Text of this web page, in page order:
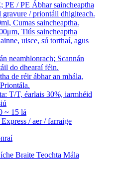
PE / PE Ábhar saincheaptha
/ priontáil dhigiteach.
Cumas saincheaptha.
Tiús saincheaptha
uisce, sú torthaí, agus
neamhlonrach; Scannán
do dhearaí féin.
de réir ábhar an mhála,
T/T, éarlais 30%, iarmhéid
~ 15 lá
/ aer / farraige